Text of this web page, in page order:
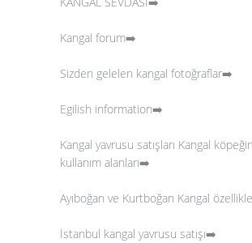
Kangal forum➡️
Sizden gelelen kangal fotoğraflar➡️
Egilish information➡️
Kangal yavrusu satışları Kangal
kullanım alanları➡️
Ayıboğan ve Kurtboğan Kangal
İstanbul kangal yavrusu satışı➡️